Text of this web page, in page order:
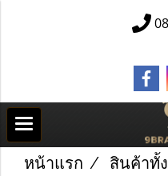
หน้าแรก สินค้าทั้